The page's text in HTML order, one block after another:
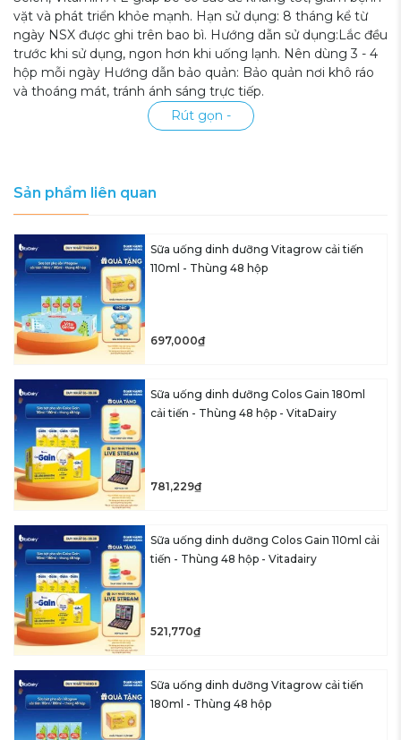
vặt và phát triển khỏe mạnh. Hạn sử dụng: 8 tháng kể từ
ngày NSX được ghi trên bao bì. Hướng dẫn sử dụng:Lắc đều
trước khi sử dụng, ngon hơn khi uống lạnh. Nên dùng 3 - 4
hộp mỗi ngày Hướng dẫn bảo quản: Bảo quản nơi khô ráo
và thoáng mát, tránh ánh sáng trực tiếp.
Rút gọn -
Sản phẩm liên quan
Sữa uống dinh dưỡng Vitagrow cải tiến
110ml - Thùng 48 hộp
697,000₫
Sữa uống dinh dưỡng Colos Gain 180ml
cải tiến - Thùng 48 hộp - VitaDairy
781,229₫
Sữa uống dinh dưỡng Colos Gain 110ml cải
tiến - Thùng 48 hộp - Vitadairy
521,770₫
Sữa uống dinh dưỡng Vitagrow cải tiến
180ml - Thùng 48 hộp